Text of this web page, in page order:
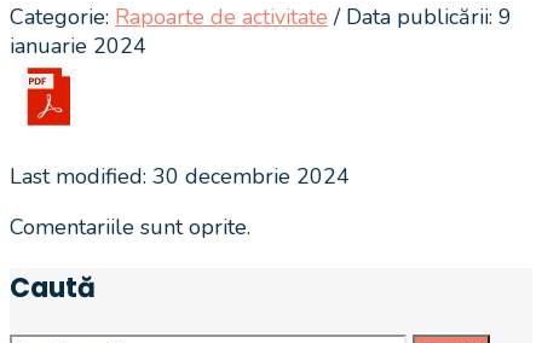
Categorie: Rapoarte de activitate / Data publicării: 9
ianuarie 2024
Last modified: 30 decembrie 2024
Comentariile sunt oprite.
Caută